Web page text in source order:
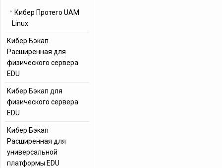
Кибер Протего UAM
Linux
Кибер Бэкап
Расширенная для
физического сервера
EDU
Кибер Бэкап для
физического сервера
EDU
Кибер Бэкап
Расширенная для
универсальной
платформы EDU